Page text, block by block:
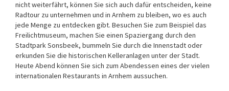
nicht weiterfährt, können Sie sich auch dafür entscheiden, keine
Radtour zu unternehmen und in Arnhem zu bleiben, wo es auch
jede Menge zu entdecken gibt. Besuchen Sie zum Beispiel das
Freilichtmuseum, machen Sie einen Spaziergang durch den
Stadtpark Sonsbeek, bummeln Sie durch die Innenstadt oder
erkunden Sie die historischen Kelleranlagen unter der Stadt.
Heute Abend können Sie sich zum Abendessen eines der vielen
internationalen Restaurants in Arnhem aussuchen.